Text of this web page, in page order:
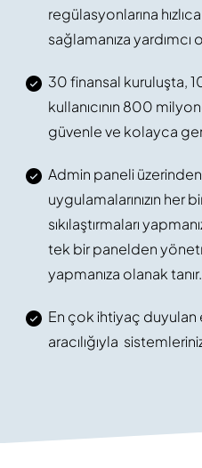
regülasyonlarına
sağlamanıza yardımcı
30 finansal kuruluşta,
kullanıcının 800
güvenle ve kolayca
Admin paneli
uygulamalarınızın her
sıkılaştırmaları
tek bir panelden
yapmanıza olanak tanır.
En çok ihtiyaç duyulan
aracılığıyla